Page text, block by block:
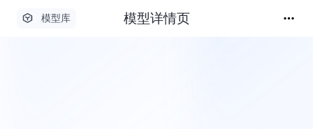
模型库 模型详情页